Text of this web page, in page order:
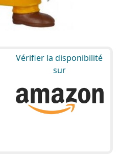
Vérifier la disponibilité
sur